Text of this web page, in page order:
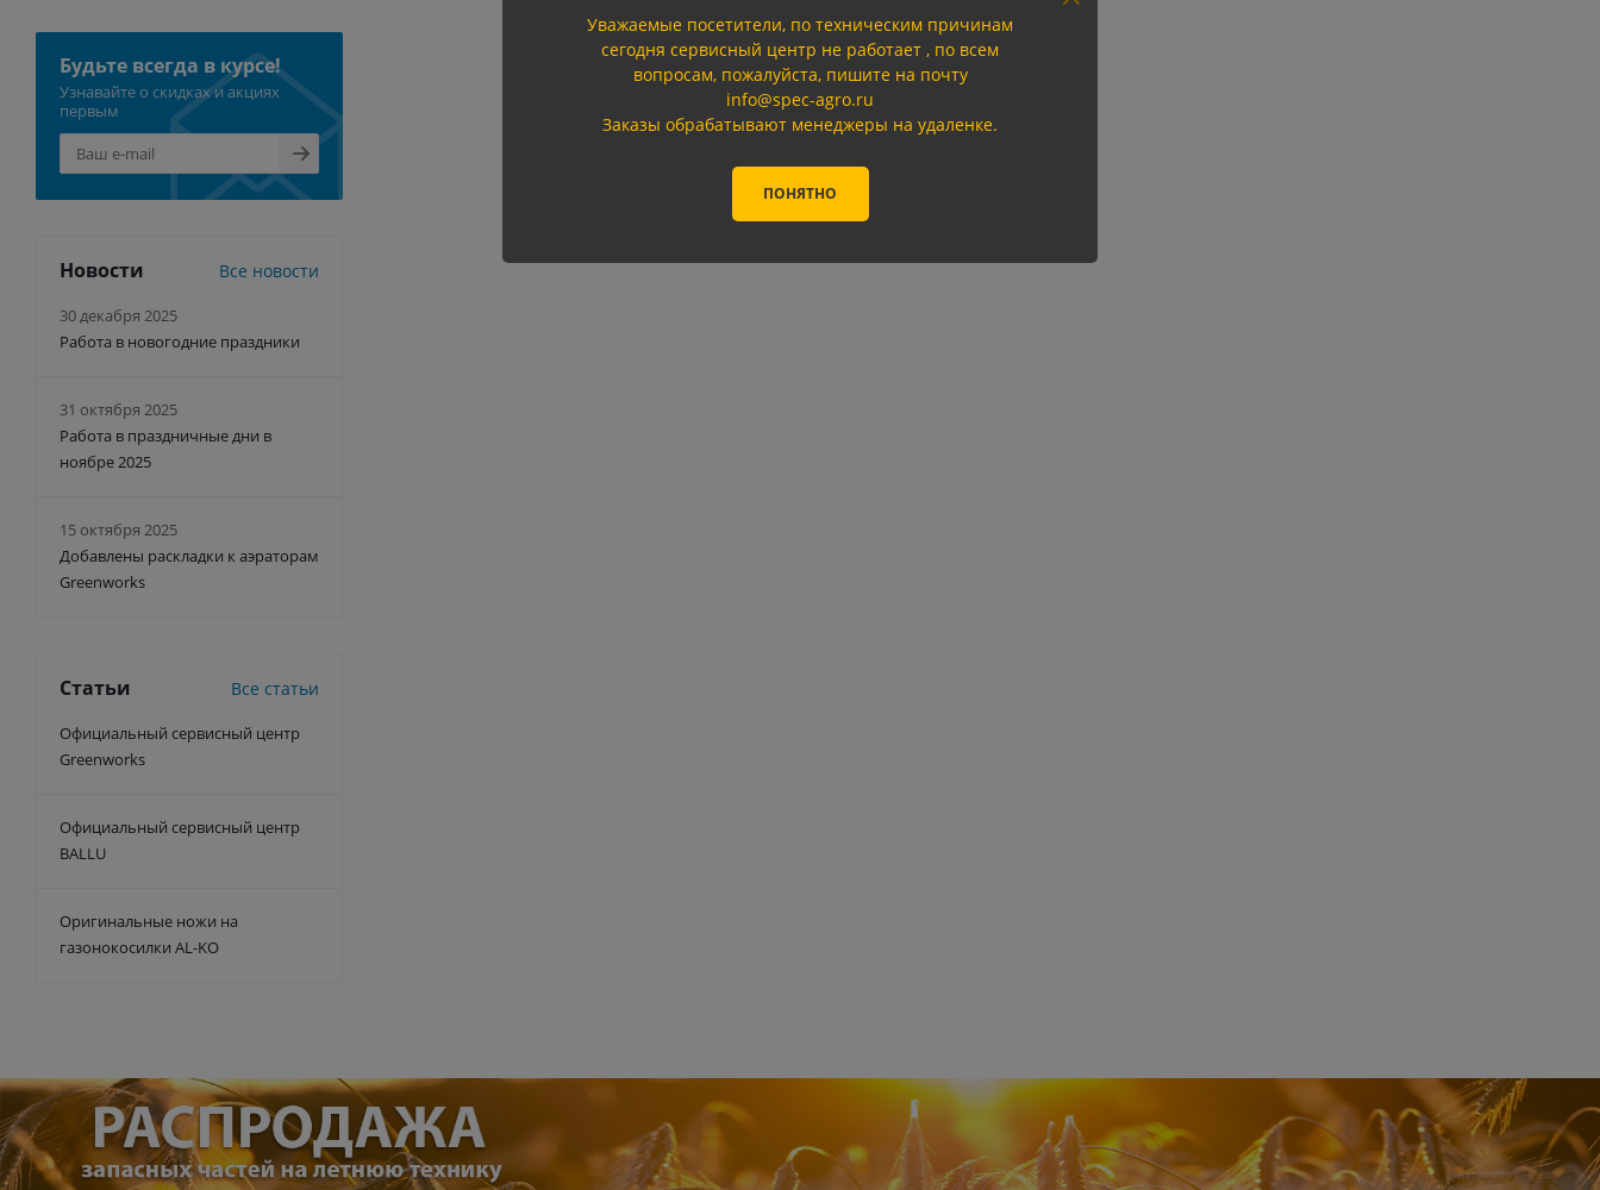
Будьте всегда в курсе!
Узнавайте о скидках и акциях
первым
Новости Все новости
30 декабря 2025
Работа в новогодние праздники
31 октября 2025
Работа в праздничные дни в
ноябре 2025
15 октября 2025
Добавлены раскладки к аэраторам
Greenworks
Статьи Все статьи
Официальный сервисный центр
Greenworks
Официальный сервисный центр
BALLU
Оригинальные ножи на
газонокосилки AL-KO
Уважаемые посетители, по техническим причинам
сегодня сервисный центр не работает , по всем
вопросам, пожалуйста, пишите на почту
info@spec-agro.ru
Заказы обрабатывают менеджеры на удаленке.
ПОНЯТНО